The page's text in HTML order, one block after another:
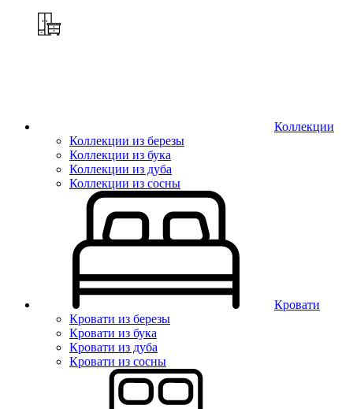
Коллекции
Коллекции из березы
Коллекции из бука
Коллекции из дуба
Коллекции из сосны
Кровати
Кровати из березы
Кровати из бука
Кровати из дуба
Кровати из сосны